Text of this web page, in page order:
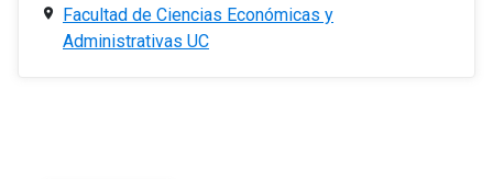
Facultad de Ciencias Económicas y
Administrativas UC